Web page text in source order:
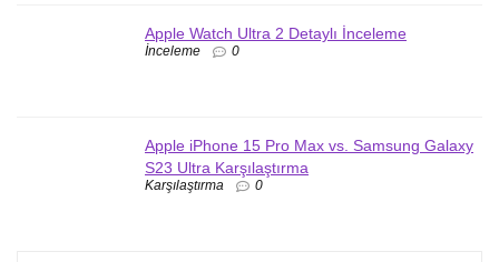
Apple Watch Ultra 2 Detaylı İnceleme
İnceleme 0
Apple iPhone 15 Pro Max vs. Samsung Galaxy
S23 Ultra Karşılaştırma
Karşılaştırma 0